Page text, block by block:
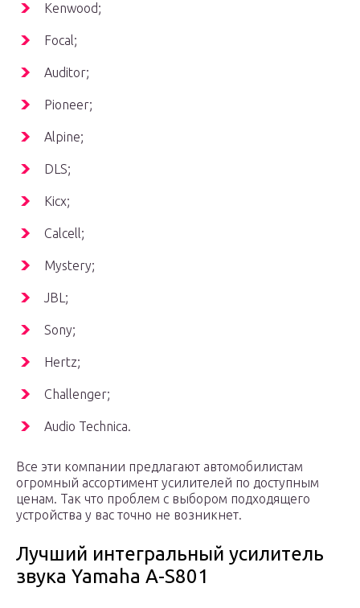
Kenwood;
Focal;
Auditor;
Pioneer;
Alpine;
DLS;
Kicx;
Calcell;
Mystery;
JBL;
Sony;
Hertz;
Challenger;
Audio Technica.
Все эти компании предлагают автомобилистам
огромный ассортимент усилителей по доступным
ценам. Так что проблем с выбором подходящего
устройства у вас точно не возникнет.
Лучший интегральный усилитель
звука Yamaha A-S801